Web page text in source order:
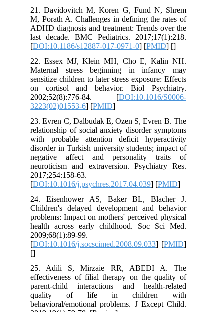
21. Davidovitch M, Koren G, Fund
M, Porath A. Challenges in defining
ADHD diagnosis and treatment:
last decade. BMC Pediatrics.
[DOI:10.1186/s12887-017-0971-0
22. Essex MJ, Klein MH, Cho E,
Maternal stress beginning in
sensitize children to later stress
on cortisol and behavior. Biol
2002;52(8):776-84. [
3223(02)01553-6
23. Evren C, Dalbudak E, Ozen S,
relationship of social anxiety disorder
with probable attention deficit
disorder in Turkish university students;
negative affect and personality
neuroticism and extraversion.
[DOI:10.1016/j.psychres.2017.04.039
24. Eisenhower AS, Baker BL,
Children's delayed development and
problems: Impact on mothers'
health across early childhood. Soc
[DOI:10.1016/j.socscimed.2008.09.033
25. Adili S, Mirzaie RR, ABEDI
effectiveness of filial therapy on the
parent-child interactions and
quality of life in
behavioral/emotional problems. J